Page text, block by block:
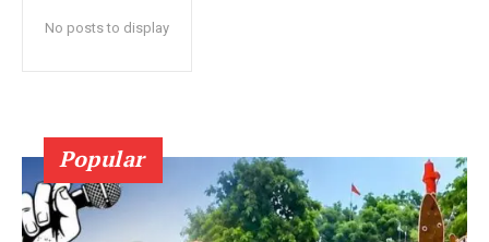
No posts to display
Popular